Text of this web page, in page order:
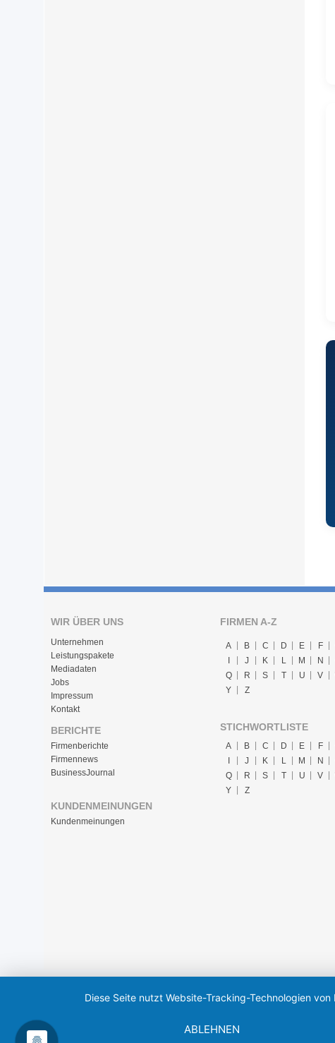
WIR ÜBER UNS
Unternehmen
Leistungspakete
Mediadaten
Jobs
Impressum
Kontakt
BERICHTE
Firmenberichte
Firmennews
BusinessJournal
KUNDENMEINUNGEN
Kundenmeinungen
FIRMEN A-Z
A B C D E F
J K L M N
Q
R S T U V
Y
Z
STICHWORTLISTE
A B C D E F
J K L M N
Q
R S T U V
Y
Z
Diese Seite nutzt Website-Tracking-Technologien
ABLEHNEN